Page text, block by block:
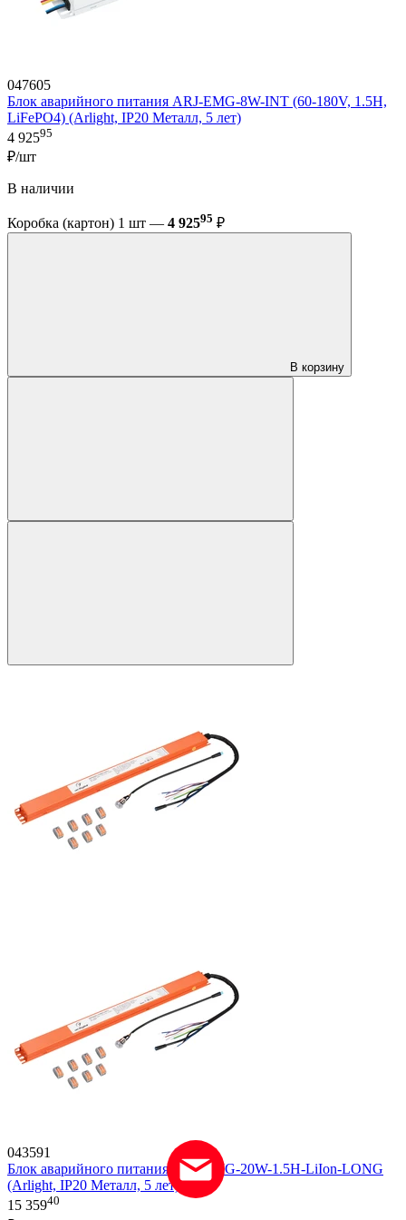
047605
Блок аварийного питания ARJ-EMG-8W-INT (60-180V, 1.5H,
LiFePO4) (Arlight, IP20 Металл, 5 лет)
4 92595
₽/шт
В наличии
Коробка (картон) 1 шт — 4 92595 ₽
В корзину
043591
Блок аварийного питания ARJ-EMG-20W-1.5H-LiIon-LONG
(Arlight, IP20 Металл, 5 лет)
15 35940